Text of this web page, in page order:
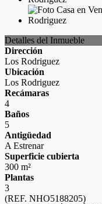
Detalles del Inmueble
Dirección
Los Rodriguez
Ubicación
Los Rodriguez
Recámaras
4
Baños
5
Antigüedad
A Estrenar
Superficie cubierta
300 m²
Plantas
3
(REF. NHO5188205)